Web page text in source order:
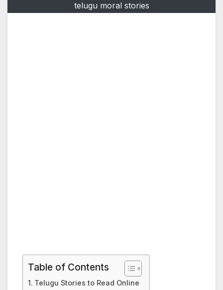
telugu moral stories
Table of Contents
Telugu Stories to Read Online